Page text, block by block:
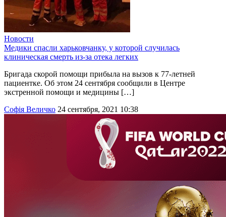
Новости
Медики спасли харьковчанку, у которой случилась
клиническая смерть из-за отека легких
Бригада скорой помощи прибыла на вызов к 77-летней
пациентке. Об этом 24 сентября сообщили в Центре
экстренной помощи и медицины […]
Софія Величко 24 сентября, 2021 10:38